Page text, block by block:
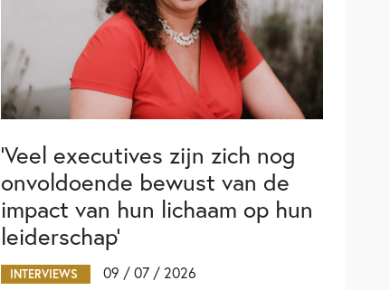
‘Veel executives zijn zich nog
onvoldoende bewust van de
impact van hun lichaam op hun
leiderschap’
INTERVIEWS 09 / 07 / 2026